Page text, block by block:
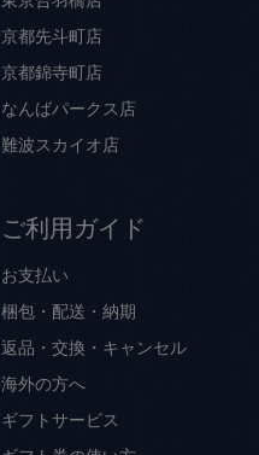
京都先斗町店
京都錦寺町店
なんばパークス店
難波スカイオ店
ご利用ガイド
お支払い
梱包・配送・納期
返品・交換・キャンセル
海外の方へ
ギフトサービス